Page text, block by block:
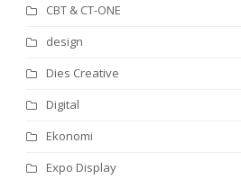
CBT & CT-ONE
design
Dies Creative
Digital
Ekonomi
Expo Display